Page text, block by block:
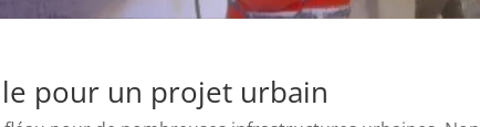
pour un projet urbain